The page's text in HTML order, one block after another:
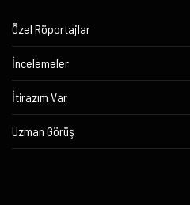
Özel Röportajlar
İncelemeler
İtirazım Var
Uzman Görüş